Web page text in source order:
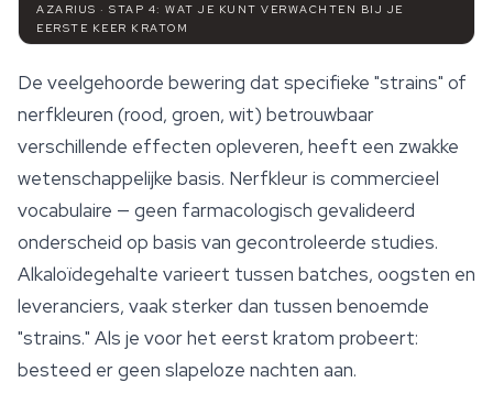
AZARIUS · STAP 4: WAT JE KUNT VERWACHTEN BIJ JE
EERSTE KEER KRATOM
De veelgehoorde bewering dat specifieke "strains" of
nerfkleuren (rood, groen, wit) betrouwbaar
verschillende effecten opleveren, heeft een zwakke
wetenschappelijke basis. Nerfkleur is commercieel
vocabulaire — geen farmacologisch gevalideerd
onderscheid op basis van gecontroleerde studies.
Alkaloïdegehalte varieert tussen batches, oogsten en
leveranciers, vaak sterker dan tussen benoemde
"strains." Als je voor het eerst kratom probeert:
besteed er geen slapeloze nachten aan.